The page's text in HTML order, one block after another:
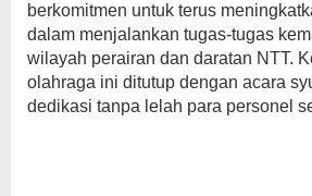
berkomitmen untuk terus
dalam menjalankan tugas-tugas
wilayah perairan dan daratan NTT.
olahraga ini ditutup dengan acara
dedikasi tanpa lelah para personel